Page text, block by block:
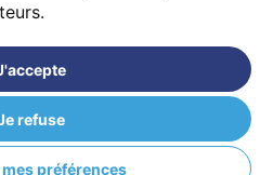
refuse
préférences
Privé tous droits réservés